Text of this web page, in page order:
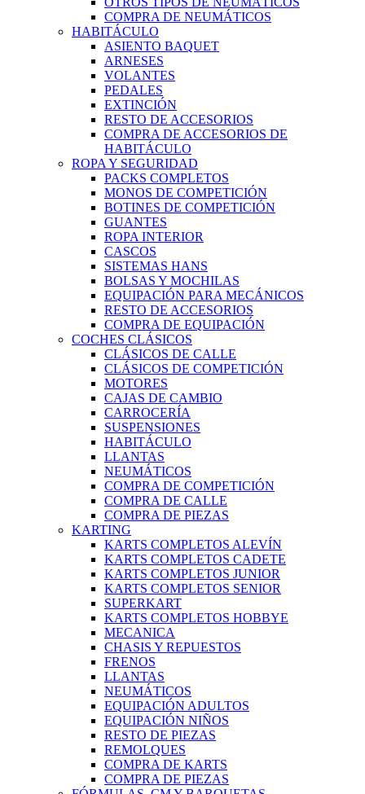
COMPRA DE NEUMÁTICOS
HABITÁCULO
ASIENTO BAQUET
ARNESES
VOLANTES
PEDALES
EXTINCIÓN
RESTO DE ACCESORIOS
COMPRA DE ACCESORIOS DE
HABITÁCULO
ROPA Y SEGURIDAD
PACKS COMPLETOS
MONOS DE COMPETICIÓN
BOTINES DE COMPETICIÓN
GUANTES
ROPA INTERIOR
CASCOS
SISTEMAS HANS
BOLSAS Y MOCHILAS
EQUIPACIÓN PARA MECÁNICOS
RESTO DE ACCESORIOS
COMPRA DE EQUIPACIÓN
COCHES CLÁSICOS
CLÁSICOS DE CALLE
CLÁSICOS DE COMPETICIÓN
MOTORES
CAJAS DE CAMBIO
CARROCERÍA
SUSPENSIONES
HABITÁCULO
LLANTAS
NEUMÁTICOS
COMPRA DE COMPETICIÓN
COMPRA DE CALLE
COMPRA DE PIEZAS
KARTING
KARTS COMPLETOS ALEVÍN
KARTS COMPLETOS CADETE
KARTS COMPLETOS JUNIOR
KARTS COMPLETOS SENIOR
SUPERKART
KARTS COMPLETOS HOBBYE
MECANICA
CHASIS Y REPUESTOS
FRENOS
LLANTAS
NEUMÁTICOS
EQUIPACIÓN ADULTOS
EQUIPACIÓN NIÑOS
RESTO DE PIEZAS
REMOLQUES
COMPRA DE KARTS
COMPRA DE PIEZAS